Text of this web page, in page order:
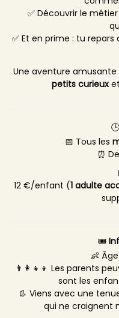
✅ Découvrir le
✅ Et en prime : tu repars
Une aventure
petits curieux
🕒
📅 Tous les
⏰ De
12 €/enfant (1 adulte
🎟
👶
👨‍👩‍👧‍👦 Les parents
sont les
👢 Viens avec une
qui ne craignent